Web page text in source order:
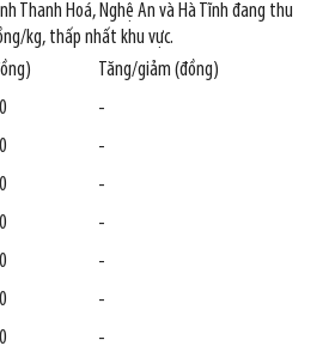
Thanh Hoá, Nghệ An và Hà Tĩnh đang thu
kg, thấp nhất khu vực.
Tăng/giảm (đồng)
-
-
-
-
-
-
-